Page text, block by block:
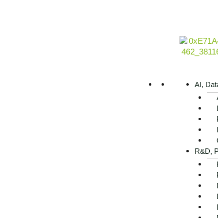
AI,
R&D,
Unsere Leistungen im
Unsere Leistungen im Bereich Data Consulting im Detail ❯